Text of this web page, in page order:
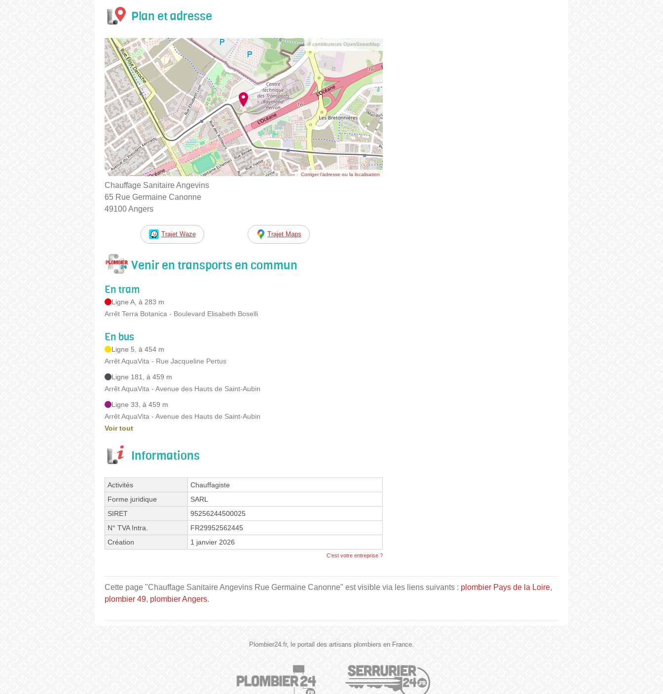
Plan et adresse
© contributeurs OpenStreetMap
Corriger l’adresse ou la localisation
Chauffage Sanitaire Angevins
65 Rue Germaine Canonne
49100 Angers
Trajet Waze Trajet Maps
Venir en transports en commun
En tram
Ligne A, à 283 m
Arrêt Terra Botanica - Boulevard Elisabeth Boselli
En bus
Ligne 5, à 454 m
Arrêt AquaVita - Rue Jacqueline Pertus
Ligne 181, à 459 m
Arrêt AquaVita - Avenue des Hauts de Saint-Aubin
Ligne 33, à 459 m
Arrêt AquaVita - Avenue des Hauts de Saint-Aubin
Voir tout
Informations
Activités
Chauffagiste
Forme juridique
SARL
SIRET
95256244500025
N° TVA Intra.
FR29952562445
Création
1 janvier 2026
C'est votre entreprise ?
Cette page "Chauffage Sanitaire Angevins Rue Germaine Canonne" est visible via les liens suivants : plombier Pays de la Loire,
plombier 49, plombier Angers.
Plombier24.fr, le portail des artisans plombiers en France.